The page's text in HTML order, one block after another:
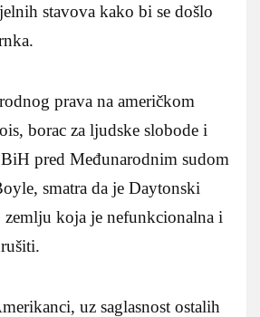
stavova kako bi se došlo
prava na američkom
borac za ljudske slobode i
pred Međunarodnim sudom
smatra da je Daytonski
zemlju koja je nefunkcionalna i
uz saglasnost ostalih